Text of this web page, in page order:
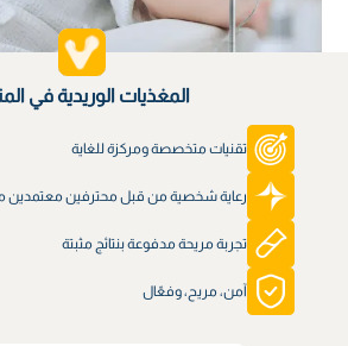
المغذيات الوريدية في
تقنيات متخصصة ومركزة للغاية
رعاية شخصية من قبل محترفين معتمدين
تجربة مريحة مدفوعة بنتائج مثبتة
آمن، مريح، وفعّال